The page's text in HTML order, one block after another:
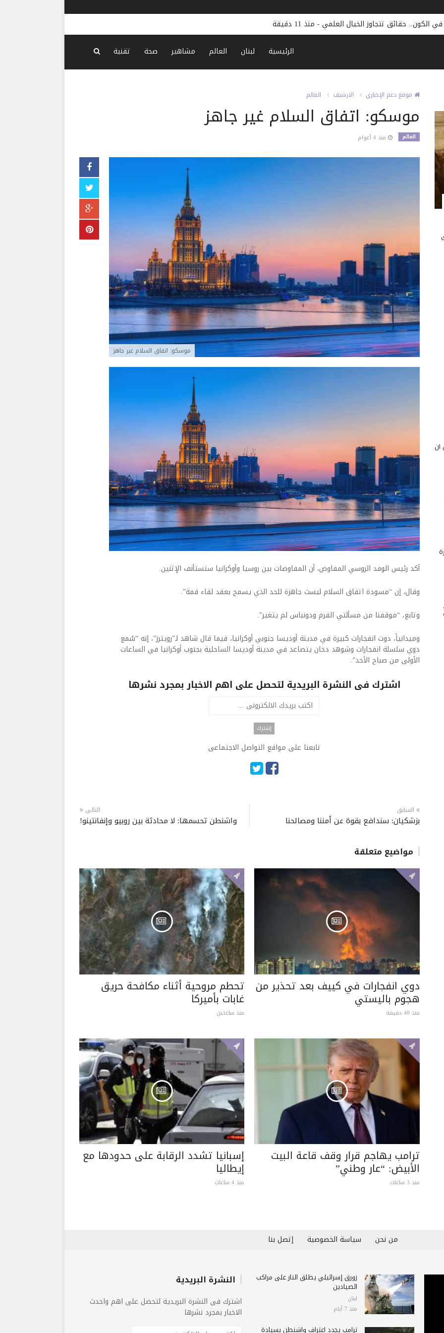
الرئيسية لبنان العالم مشاهير صحة تقنية
موقع دعم الإخباري الارشيف العالم
موسكو: اتفاق السلام غير جاهز
العالم منذ 4 أعوام
موسكو: اتفاق السلام غير جاهز
أكد رئيس الوفد الروسي المفاوض، أن المفاوضات بين روسيا وأوكرانيا ستستأنف الإثنين.
وقال، إن “مسودة اتفاق السلام ليست جاهزة للحد الذي يسمح بعقد لقاء قمة”.
وتابع، “موقفنا من مسألتي القرم ودونباس لم يتغير”.
وميدانياً، دوت انفجارات كبيرة في مدينة أوديسا جنوبي أوكرانيا، فيما قال شاهد لـ”رويترز”، إنه “سُمع
دوي سلسلة انفجارات وشوهد دخان يتصاعد في مدينة أوديسا الساحلية بجنوب أوكرانيا في الساعات
الأولى من صباح الأحد”.​
اشترك فى النشرة البريدية لتحصل على اهم الاخبار بمجرد نشرها
تابعنا على مواقع التواصل الاجتماعى
السابق
بزشكيان: سندافع بقوة عن أمننا ومصالحنا
التالى
واشنطن تحسمها: لا محادثة بين روبيو وإنفانتينو!
مواضيع متعلقة
دوي انفجارات في كييف بعد تحذير من
هجوم باليستي
منذ 40 دقيقة
تحطم مروحية أثناء مكافحة حريق
غابات بأميركا
منذ ساعتين
ترامب يهاجم قرار وقف قاعة البيت
الأبيض: “عار وطني”
منذ 3 ساعات
إسبانيا تشدد الرقابة على حدودها مع
إيطاليا
منذ 4 ساعات
أن
من نحن سياسة الخصوصية إتصل بنا
زورق إسرائيلي يطلق النار على مراكب
الصيادين
لبنان
منذ 7 أيام
ترامب يجدد اعتراف واشنطن بسيادة
النشرة البريدية
اشترك فى النشرة البريدية لتحصل على اهم واحدث
الاخبار بمجرد نشرها